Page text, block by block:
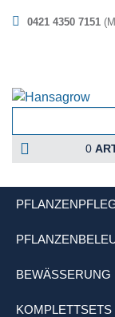
0421 4350 7151
0
BEWÄSSERUNG
KOMPLETTSETS